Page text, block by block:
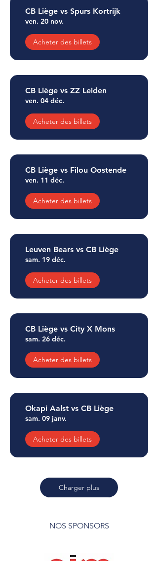
CB Liège vs Spurs Kortrijk
ven. 20 nov.
Acheter des billets
CB Liège vs ZZ Leiden
ven. 04 déc.
Acheter des billets
CB Liège vs Filou Oostende
ven. 11 déc.
Acheter des billets
Leuven Bears vs CB Liège
sam. 19 déc.
Acheter des billets
CB Liège vs City X Mons
sam. 26 déc.
Acheter des billets
Okapi Aalst vs CB Liège
sam. 09 janv.
Acheter des billets
Charger plus
NOS SPONSORS